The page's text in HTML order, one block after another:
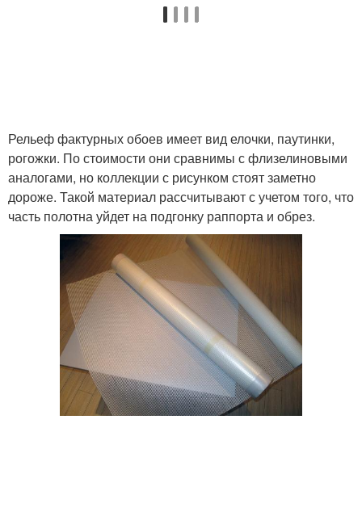
Рельеф фактурных обоев имеет вид елочки, паутинки,
рогожки. По стоимости они сравнимы с флизелиновыми
аналогами, но коллекции с рисунком стоят заметно
дороже. Такой материал рассчитывают с учетом того, что
часть полотна уйдет на подгонку раппорта и обрез.